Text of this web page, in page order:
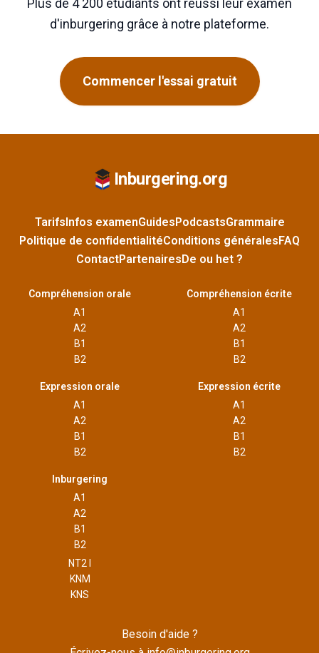
Plus de 4 200 étudiants ont réussi leur examen
d'inburgering grâce à notre plateforme.
Commencer l'essai gratuit
Inburgering.org
TarifsInfos examenGuidesPodcastsGrammaire
Politique de confidentialitéConditions généralesFAQ
ContactPartenairesDe ou het ?
Compréhension orale
A1
A2
B1
B2
Compréhension écrite
A1
A2
B1
B2
Expression orale
A1
A2
B1
B2
Expression écrite
A1
A2
B1
B2
Inburgering
A1
A2
B1
B2
NT2 I
KNM
KNS
Besoin d'aide ?